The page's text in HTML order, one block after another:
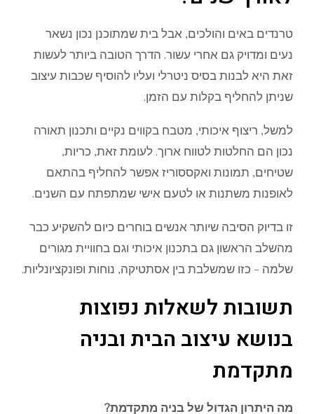
טרנדים באים והולכים, אבל בית שמתוכנן נכון נשאר
נעים ומדויק גם אחרי עשור. הדרך הטובה ביותר לעשות
זאת היא לבנות בסיס ניטרלי ועליו להוסיף שכבות עיצוב
שניתן להחליף בקלות עם הזמן.
למשל, ריצוף איכותי, מטבח בקווים נקיים ותכנון תאורה
נכון הם החלטות לטווח ארוך. לעומת זאת, כריות,
שטיחים, תמונות ואקססוריז אפשר להחליף בהתאם
לאופנות משתנות או לטעם אישי שמתפתח עם השנים.
זו בדיוק הסיבה שיותר אנשים בוחרים כיום להשקיע כבר
מהשלב הראשון גם בתכנון איכותי וגם בחוויית מגורים
שלמה – כזו שמשלבת בין אסתטיקה, נוחות ופונקציונליות.
תשובות לשאלות נפוצות
בנושא עיצוב הבית ובניה
מתקדמת
מה היתרון הגדול של בניה מתקדמת?